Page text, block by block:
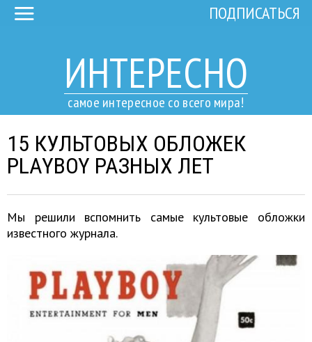
ИНТЕРЕСНО
самое интересное со всего мира!
ПОДПИСАТЬСЯ
15 КУЛЬТОВЫХ ОБЛОЖЕК
PLAYBOY РАЗНЫХ ЛЕТ
Мы решили вспомнить самые культовые обложки
известного журнала.